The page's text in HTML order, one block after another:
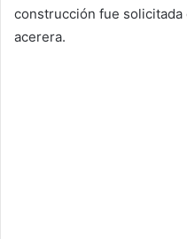
construcción fue
acerera.